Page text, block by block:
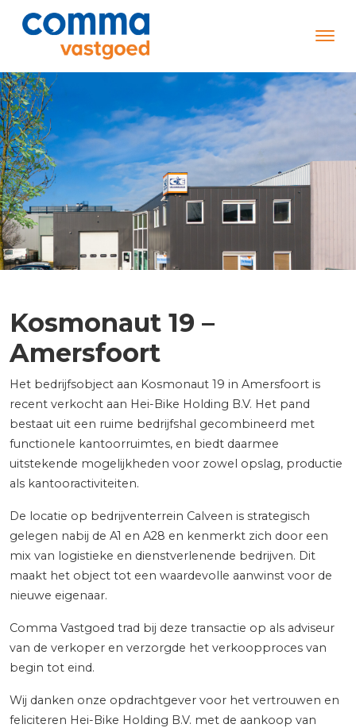
Kosmonaut 19 –
Amersfoort
Het bedrijfsobject aan Kosmonaut 19 in Amersfoort is
recent verkocht aan Hei-Bike Holding B.V. Het pand
bestaat uit een ruime bedrijfshal gecombineerd met
functionele kantoorruimtes, en biedt daarmee
uitstekende mogelijkheden voor zowel opslag, productie
als kantooractiviteiten.
De locatie op bedrijventerrein Calveen is strategisch
gelegen nabij de A1 en A28 en kenmerkt zich door een
mix van logistieke en dienstverlenende bedrijven. Dit
maakt het object tot een waardevolle aanwinst voor de
nieuwe eigenaar.
Comma Vastgoed trad bij deze transactie op als adviseur
van de verkoper en verzorgde het verkoopproces van
begin tot eind.
Wij danken onze opdrachtgever voor het vertrouwen en
feliciteren Hei-Bike Holding B.V. met de aankoop van